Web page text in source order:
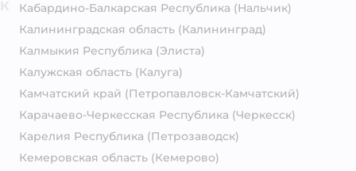
Кабардино-Балкарская Республика (Нальчик)
Калининградская область (Калининград)
Калмыкия Республика (Элиста)
Калужская область (Калуга)
Камчатский край (Петропавловск-Камчатский)
Карачаево-Черкесская Республика (Черкесск)
Карелия Республика (Петрозаводск)
Кемеровская область (Кемерово)